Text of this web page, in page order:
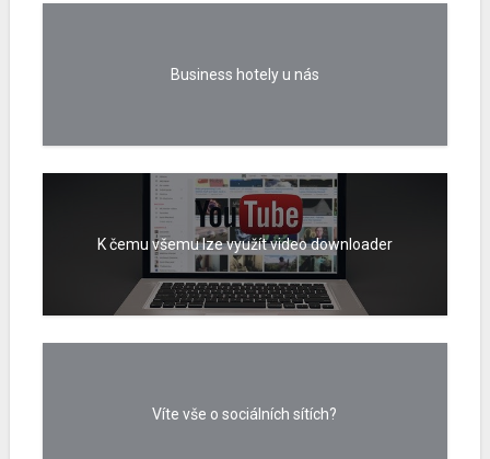
Business hotely u nás
K čemu všemu lze využít video downloader
Víte vše o sociálních sítích?